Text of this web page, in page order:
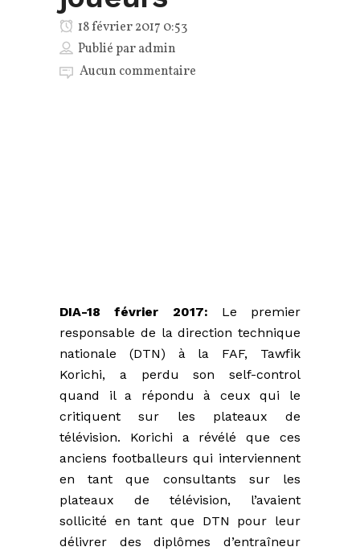
18 février 2017 0:53
Publié paradmin
Aucun commentaire
DIA-18 février 2017: Le premier
responsable de la direction technique
nationale (DTN) à la FAF, Tawfik
Korichi, a perdu son self-control
quand il a répondu à ceux qui le
critiquent sur les plateaux de
télévision. Korichi a révélé que ces
anciens footballeurs qui interviennent
en tant que consultants sur les
plateaux de télévision, l’avaient
sollicité en tant que DTN pour leur
délivrer des diplômes d’entraîneur